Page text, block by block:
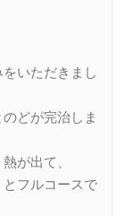
いただきまし
どが完治しま
が出て、
フルコースで